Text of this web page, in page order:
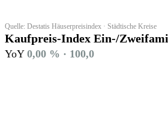
Quelle: Destatis Häuserpreisindex · Städtische Kreise
Kaufpreis-Index Ein-/
YoY 0,00 % · 100,0